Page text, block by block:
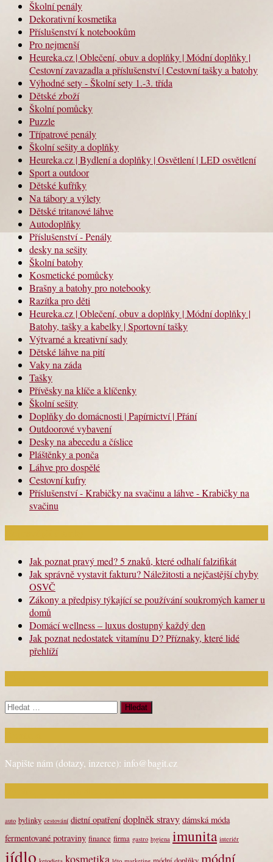
Školní penály
Dekorativní kosmetika
Příslušenství k notebookům
Pro nejmenší
Heureka.cz | Oblečení, obuv a doplňky | Módní doplňky |
Cestovní zavazadla a příslušenství | Cestovní tašky a batohy
Výhodné sety - Školní sety 1.-3. třída
Dětské zboží
Školní pomůcky
Puzzle
Třípatrové penály
Školní sešity a doplňky
Heureka.cz | Bydlení a doplňky | Osvětlení | LED osvětlení
Sport a outdoor
Dětské kufříky
Na tábory a výlety
Dětské tritanové láhve
Autodoplňky
Příslušenství - Penály
desky na sešity
Školní batohy
Kosmetické pomůcky
Brašny a batohy pro notebooky
Razítka pro děti
Heureka.cz | Oblečení, obuv a doplňky | Módní doplňky |
Batohy, tašky a kabelky | Sportovní tašky
Výtvarné a kreativní sady
Dětské láhve na pití
Vaky na záda
Tašky
Přívěsky na klíče a klíčenky
Školní sešity
Doplňky do domácnosti | Papírnictví | Přání
Outdoorové vybavení
Desky na abecedu a číslice
Pláštěnky a ponča
Láhve pro dospělé
Cestovní kufry
Příslušenství - Krabičky na svačinu a láhve - Krabičky na
svačinu
Jak poznat pravý med? 5 znaků, které odhalí falzifikát
Jak správně vystavit fakturu? Náležitosti a nejčastější chyby
OSVČ
Zákony a předpisy týkající se používání soukromých kamer u
domů
Domácí wellness – luxus dostupný každý den
Jak poznat nedostatek vitamínu D? Příznaky, které lidé
přehlíží
Vyhledávání
Napište nám (dotazy, inzerce): info@bagit.cz
auto bylinky cestování dietní opatření doplněk stravy dámská móda
fermentované potraviny finance firma gastro hygiena imunita interiér
jídlo kosmetika módní